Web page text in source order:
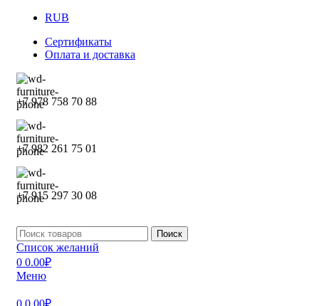
RUB
Сертификаты
Оплата и доставка
+7 978 758 70 88
+7 982 261 75 01
+7 915 297 30 08
Поиск
Список желаний
0 0.00₽
Меню
0 0.00₽